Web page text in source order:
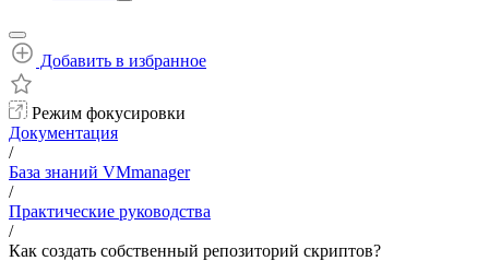
Добавить в избранное
Режим фокусировки
Документация
/
База знаний VMmanager
/
Практические руководства
/
Как создать собственный репозиторий скриптов?